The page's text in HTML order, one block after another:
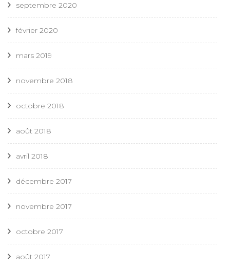
septembre 2020
février 2020
mars 2019
novembre 2018
octobre 2018
août 2018
avril 2018
décembre 2017
novembre 2017
octobre 2017
août 2017